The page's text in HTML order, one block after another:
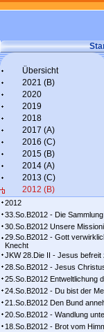
Übersicht
2021 (B)
2020
2019
2018
2017 (A)
2016 (C)
2015 (B)
2014 (A)
2013 (C)
2012 (B)
2012
33.So.B2012 - Die
30.So.B2012 Unsere
29.So.B2012 - Gott
Knecht
JKW 28.Die II - Jesus befreit
28.So.B2012 - Jesus
25.So.B2012 Entweltlichung
24.So.B2012 - Du bist der
21.So.B2012 Den Bund
20.So.B2012 - Wandlung
18.So.B2012 - Brot vom